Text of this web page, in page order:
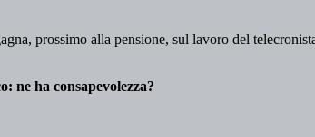
prossimo alla pensione, sul lavoro del
ne ha consapevolezza?